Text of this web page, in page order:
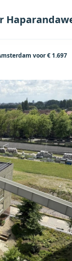
voor € 1.697